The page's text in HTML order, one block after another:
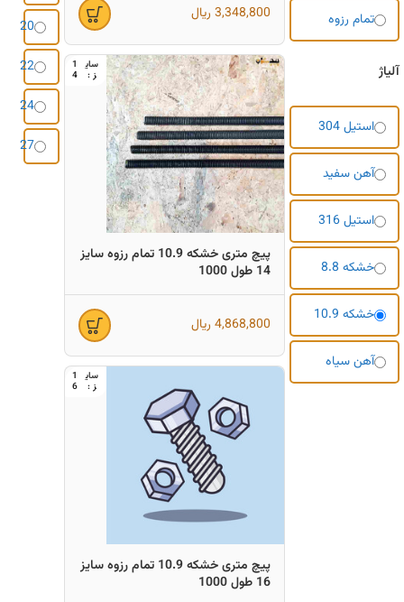
تمام رزوه
آلیاژ
استیل 304
آهن سفید
استیل 316
خشکه 8.8
خشکه 10.9
آهن سیاه
3,348,800 ریال
1
4
پیچ متری خشکه 10.9 تمام رزوه سایز
14 طول 1000
4,868,800 ریال
1
6
پیچ متری خشکه 10.9 تمام رزوه سایز
16 طول 1000
20
22
24
27